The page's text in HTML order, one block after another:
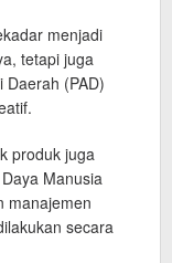
menjadi
tetapi juga
(PAD)
produk juga
Manusia
manajemen
secara